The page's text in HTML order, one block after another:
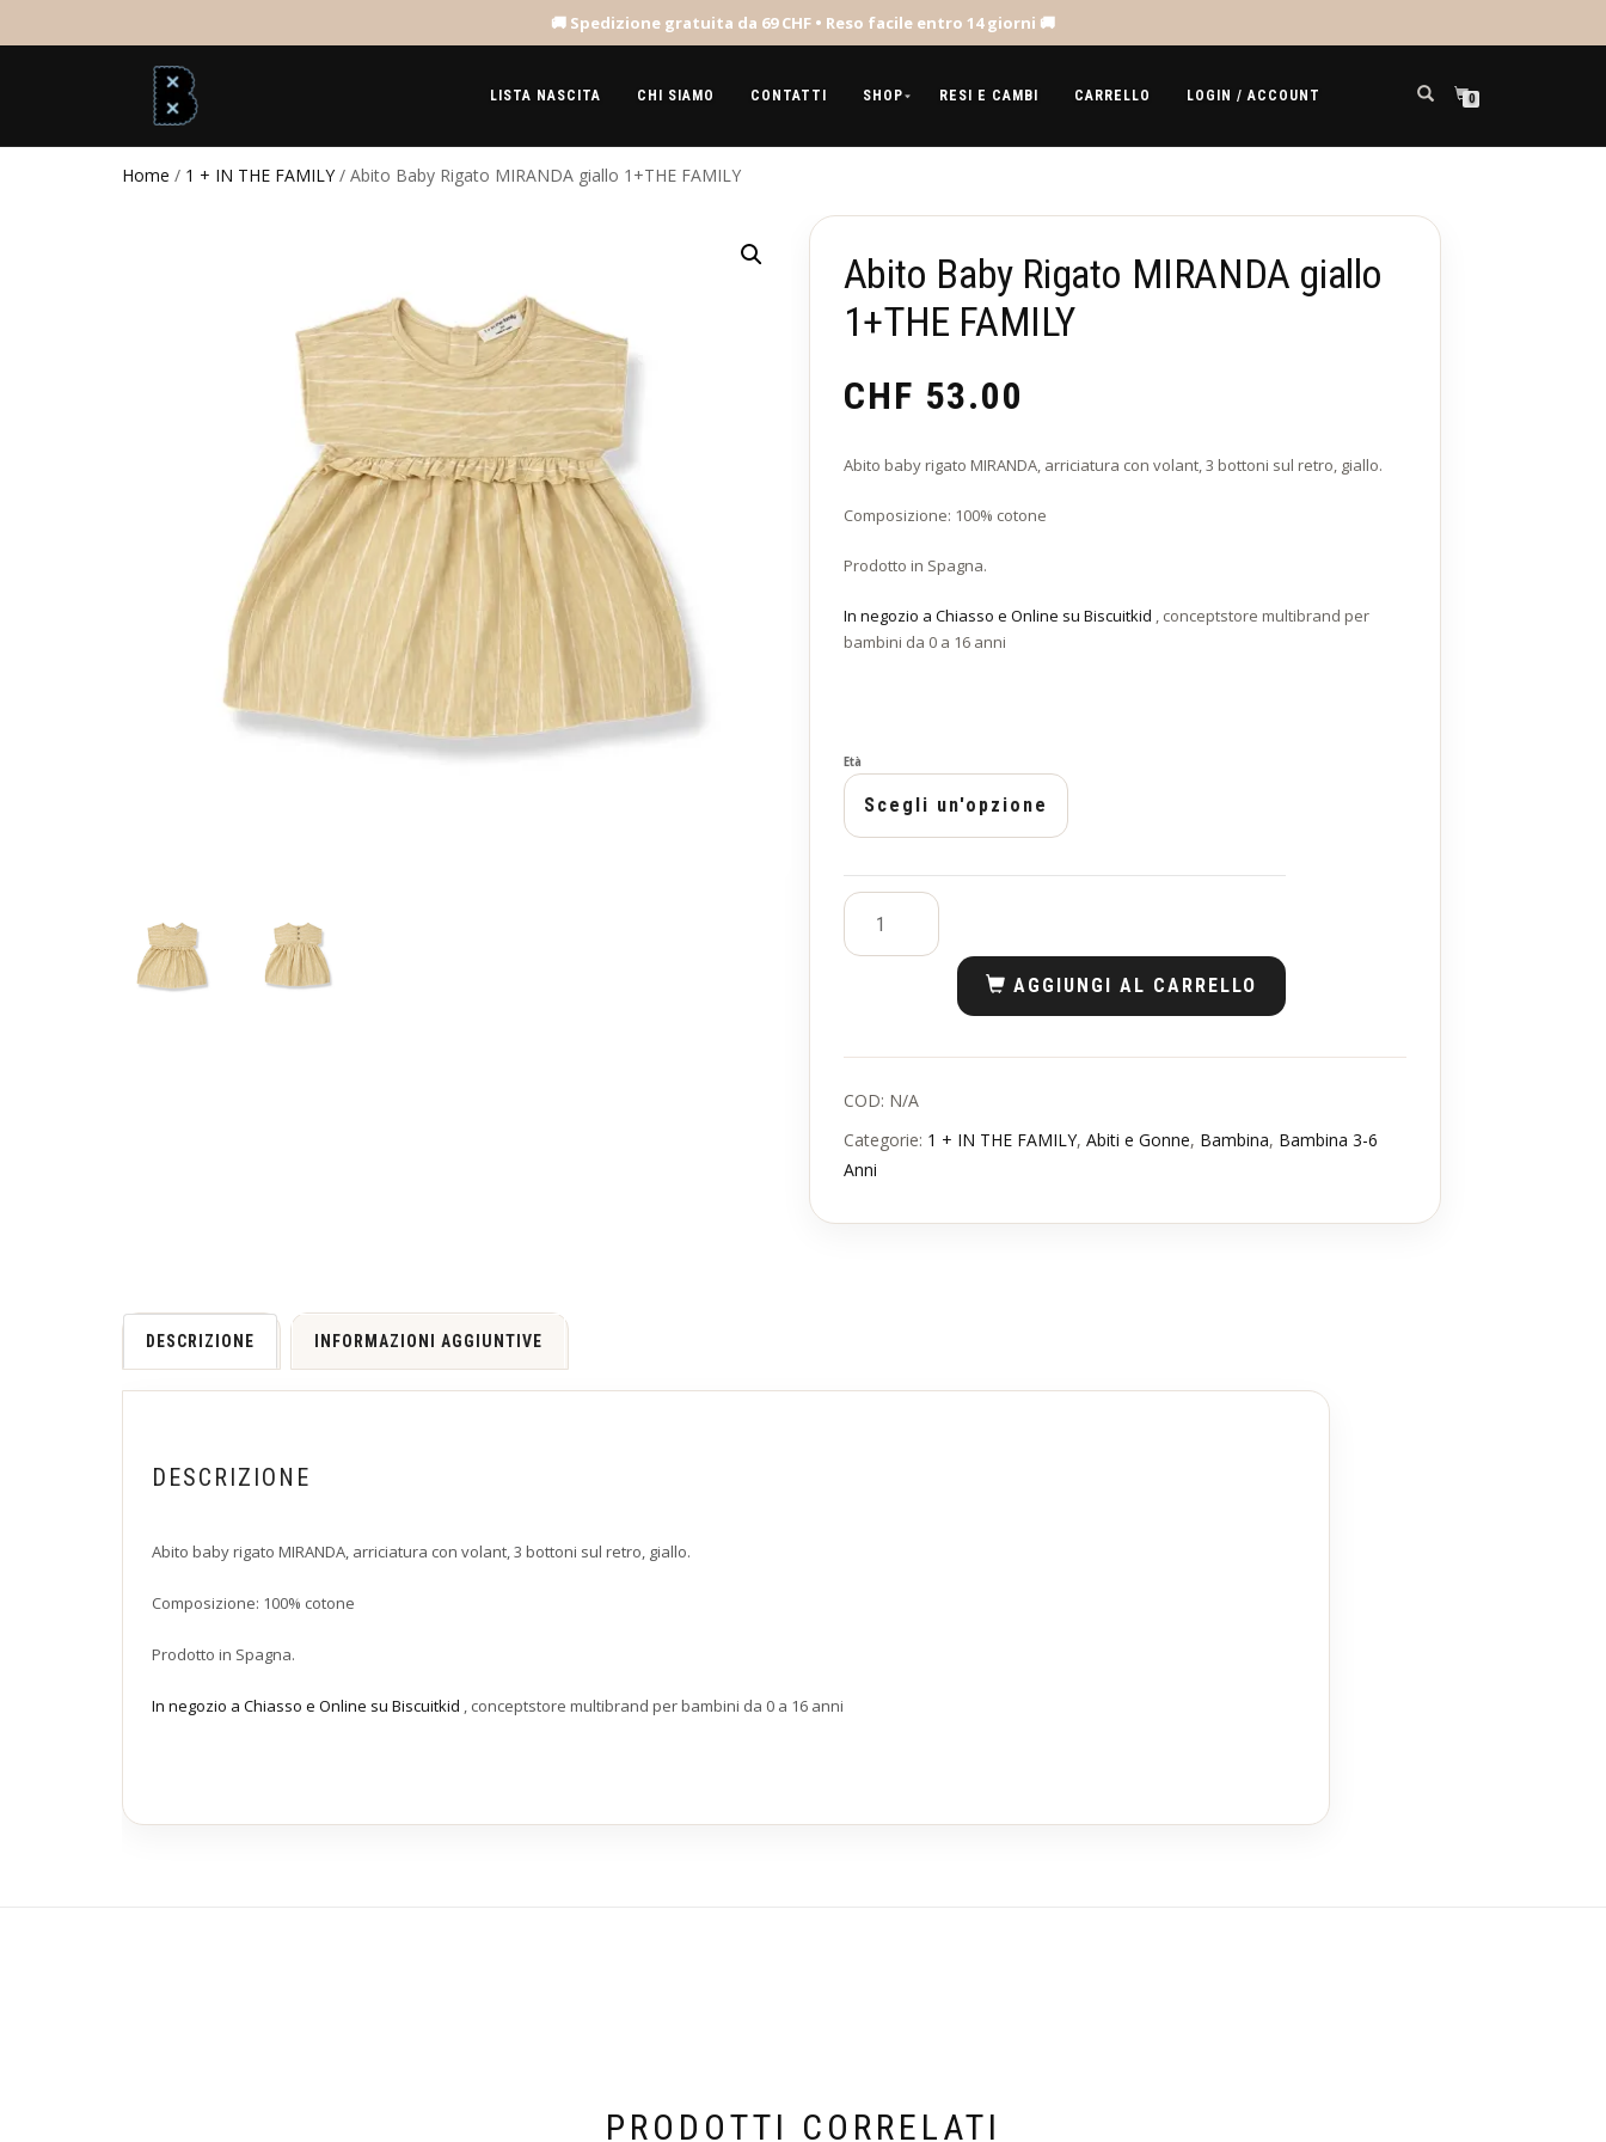
LISTA NASCITA CHI SIAMO CONTATTI SHOP RESI E CAMBI CARRELLO LOGIN / ACCOUNT 0
Home / 1 + IN THE FAMILY/ Abito Baby Rigato MIRANDA giallo 1+THE FAMILY
Abito Baby Rigato MIRANDA giallo
1+THE FAMILY
CHF 53.00
Abito baby rigato MIRANDA, arriciatura con volant, 3 bottoni sul retro, giallo.
Composizione: 100% cotone
Prodotto in Spagna.
In negozio a Chiasso e Online su Biscuitkid , conceptstore multibrand per
bambini da 0 a 16 anni
Età
AGGIUNGI AL CARRELLO
COD: N/A
Categorie: 1 + IN THE FAMILY, Abiti e Gonne, Bambina, Bambina 3-6
Anni
DESCRIZIONE INFORMAZIONI AGGIUNTIVE
DESCRIZIONE
Abito baby rigato MIRANDA, arriciatura con volant, 3 bottoni sul retro, giallo.
Composizione: 100% cotone
Prodotto in Spagna.
In negozio a Chiasso e Online su Biscuitkid , conceptstore multibrand per bambini da 0 a 16 anni
PRODOTTI CORRELATI